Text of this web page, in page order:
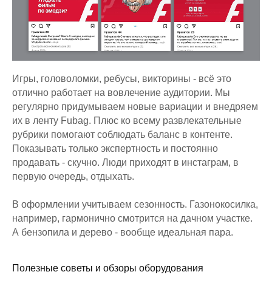
Игры, головоломки, ребусы, викторины - всё это
отлично работает на вовлечение аудитории. Мы
регулярно придумываем новые вариации и внедряем
их в ленту Fubag. Плюс ко всему развлекательные
рубрики помогают соблюдать баланс в контенте.
Показывать только экспертность и постоянно
продавать - скучно. Люди приходят в инстаграм, в
первую очередь, отдыхать.
В оформлении учитываем сезонность. Газонокосилка,
например, гармонично смотрится на дачном участке.
А бензопила и дерево - вообще идеальная пара.
Полезные советы и обзоры оборудования